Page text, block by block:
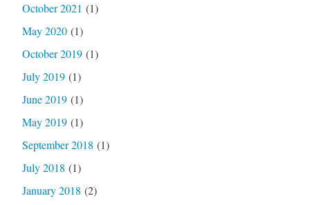
October 2021 (1)
May 2020(1)
October 2019(1)
July 2019(1)
June 2019(1)
May 2019(1)
September 2018 (1)
July 2018 (1)
January 2018 (2)